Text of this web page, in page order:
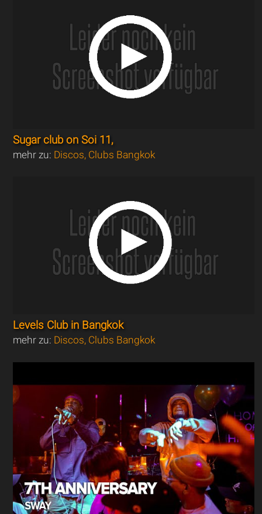
Sugar club on Soi 11,
mehr zu: Discos, Clubs Bangkok
Levels Club in Bangkok
mehr zu: Discos, Clubs Bangkok